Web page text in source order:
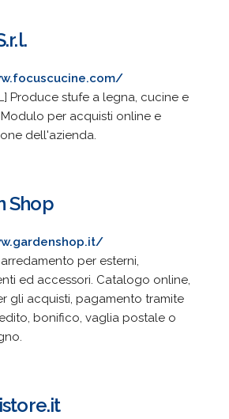
Produce stufe a legna, cucine e
per acquisti online e
dell'azienda.
Shop
per esterni,
ed accessori. Catalogo online,
gli acquisti, pagamento tramite
bonifico, vaglia postale o